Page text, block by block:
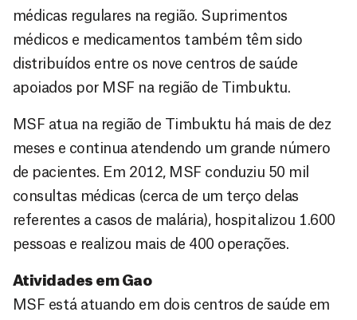
médicas regulares na região. Suprimentos
médicos e medicamentos também têm sido
distribuídos entre os nove centros de saúde
apoiados por MSF na região de Timbuktu.
MSF atua na região de Timbuktu há mais de dez
meses e continua atendendo um grande número
de pacientes. Em 2012, MSF conduziu 50 mil
consultas médicas (cerca de um terço delas
referentes a casos de malária), hospitalizou 1.600
pessoas e realizou mais de 400 operações.
Atividades em Gao
MSF está atuando em dois centros de saúde em